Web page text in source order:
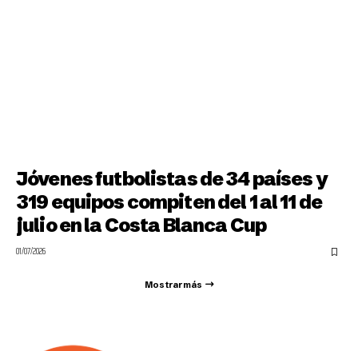
Jóvenes futbolistas de 34 países y
319 equipos compiten del 1 al 11 de
julio en la Costa Blanca Cup
01/07/2026
Mostrar más